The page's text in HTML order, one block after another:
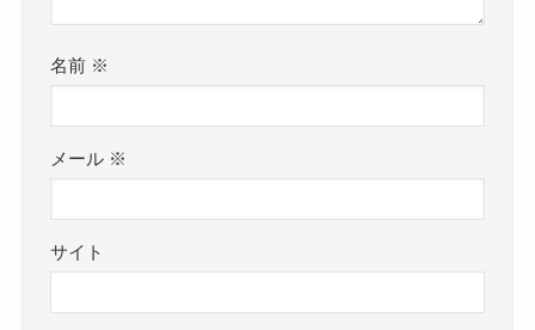
名前 ※
メール ※
サイト